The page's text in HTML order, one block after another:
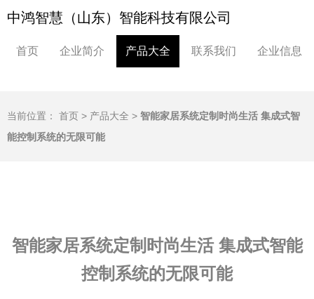
中鸿智慧（山东）智能科技有限公司
首页 企业简介 产品大全 联系我们 企业信息
当前位置： 首页 > 产品大全 > 智能家居系统定制时尚生活 集成式智
能控制系统的无限可能
智能家居系统定制时尚生活 集成式智能
控制系统的无限可能